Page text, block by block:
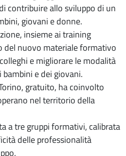
contribuire allo sviluppo di un
giovani e donne.
insieme ai training
del nuovo materiale formativo
e migliorare le modalità
e dei giovani.
gratuito, ha coinvolto
nel territorio della
a tre gruppi formativi, calibrata
delle professionalità